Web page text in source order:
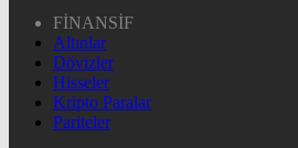
FİNANSİF
Altınlar
Dövizler
Hisseler
Kripto Paralar
Pariteler